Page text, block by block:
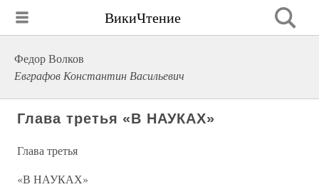
ВикиЧтение
Федор Волков
Евграфов Константин Васильевич
Глава третья «В НАУКАХ»
Глава третья
«В НАУКАХ»